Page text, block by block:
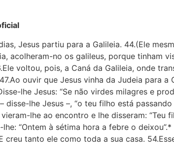
Jesus partiu para a Galileia. 44.(Ele
acolheram-no os galileus, porque tinham
voltou, pois, a Caná da Galileia, onde
ouvir que Jesus vinha da Judeia para
lhe Jesus: “Se não virdes milagres e
– disse-lhe Jesus –, “o teu filho está
lhe ao encontro e lhe disseram: “Teu
lhe: “Ontem à sétima hora a febre o
creu tanto ele como toda a sua casa.